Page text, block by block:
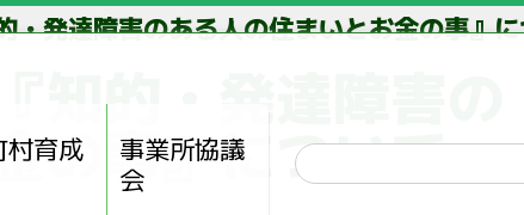
村育成
事業所協議
会
・発達障害のある人の住まいとお金の事』
的・発達障害の
の事』について